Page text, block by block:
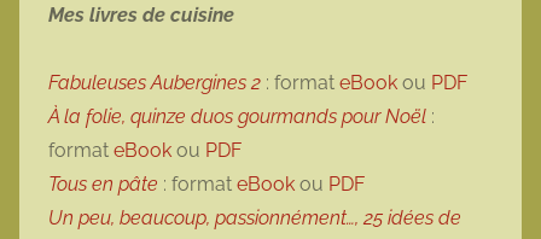
Mes livres de cuisine
Fabuleuses Aubergines 2 : format eBook ou PDF
À la folie, quinze duos gourmands pour Noël :
format eBook ou PDF
Tous en pâte : format eBook ou PDF
Un peu, beaucoup, passionnément…, 25 idées de